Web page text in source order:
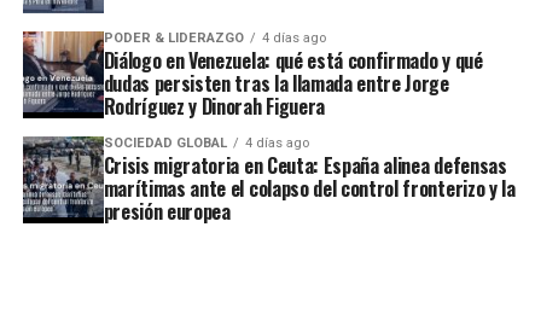
PODER & LIDERAZGO 4 días ago
Diálogo en Venezuela: qué está confirmado y qué
dudas persisten tras la llamada entre Jorge
Rodríguez y Dinorah Figuera
SOCIEDAD GLOBAL 4 días ago
Crisis migratoria en Ceuta: España alinea defensas
marítimas ante el colapso del control fronterizo y la
presión europea